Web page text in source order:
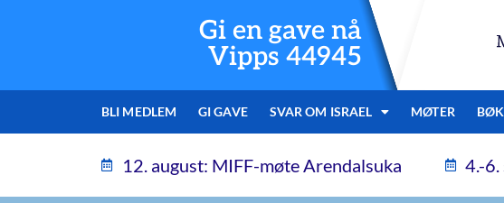
Gi en gave nå
Vipps 44945
BLI MEDLEM GI GAVE SVAR OM ISRAEL MØTER
12. august: MIFF-møte Arendalsuka 4.-